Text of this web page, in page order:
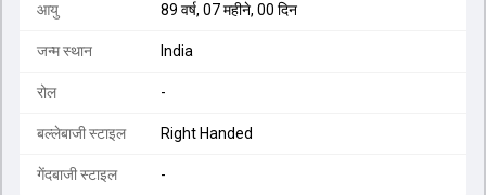
आयु 89 वर्ष, 07 महीने, 00 दिन
जन्म स्थान India
रोल -
बल्लेबाजी स्टाइल Right Handed
गेंदबाजी स्टाइल -